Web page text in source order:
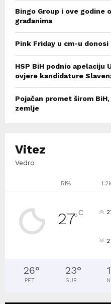
Bingo Group i ove godine
građanima
Pink Friday u cm-u
HSP BiH podnio apelaciju
ovjere kandidature
Pojačan promet širom
zemlje
Vitez
Vedro
51%
27°C
26°
PET
23°
SUB